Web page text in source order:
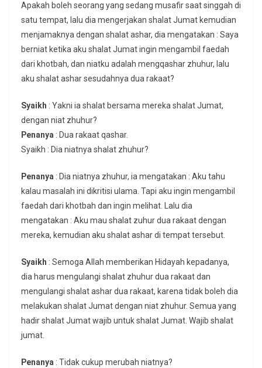
Apakah boleh seorang yang sedang musafir saat singgah di
satu tempat, lalu dia mengerjakan shalat Jumat kemudian
menjamaknya dengan shalat ashar, dia mengatakan : Saya
berniat ketika aku shalat Jumat ingin mengambil faedah
dari khotbah, dan niatku adalah mengqashar zhuhur, lalu
aku shalat ashar sesudahnya dua rakaat?
Syaikh : Yakni ia shalat bersama mereka shalat Jumat,
dengan niat zhuhur?
Penanya : Dua rakaat qashar.
Syaikh : Dia niatnya shalat zhuhur?
Penanya : Dia niatnya zhuhur, ia mengatakan : Aku tahu
kalau masalah ini dikritisi ulama. Tapi aku ingin mengambil
faedah dari khotbah dan ingin melihat. Lalu dia
mengatakan : Aku mau shalat zuhur dua rakaat dengan
mereka, kemudian aku shalat ashar di tempat tersebut.
Syaikh : Semoga Allah memberikan Hidayah kepadanya,
dia harus mengulangi shalat zhuhur dua rakaat dan
mengulangi shalat ashar dua rakaat, karena tidak boleh dia
melakukan shalat Jumat dengan niat zhuhur. Semua yang
hadir shalat Jumat wajib untuk shalat Jumat. Wajib shalat
jumat.
Penanya : Tidak cukup merubah niatnya?